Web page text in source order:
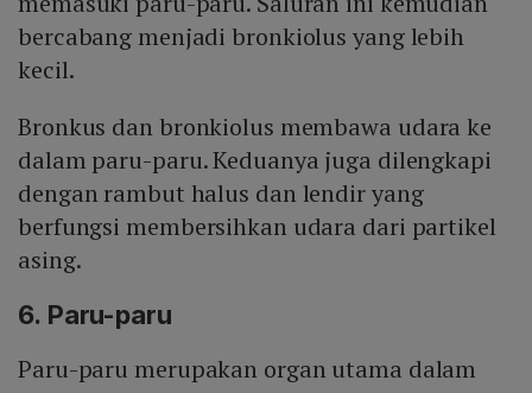
bercabang menjadi bronkiolus yang lebih
kecil.
Bronkus dan bronkiolus membawa udara ke
dalam paru-paru. Keduanya juga dilengkapi
dengan rambut halus dan lendir yang
berfungsi membersihkan udara dari partikel
asing.
6. Paru-paru
Paru-paru merupakan organ utama dalam